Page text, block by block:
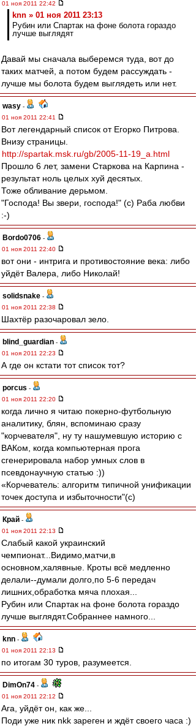
01 ноя 2011 22:42
knn » 01 ноя 2011 23:13
Рубин или Спартак на фоне болота гораздо
лучше выглядят
Давай мы сначала выберемся туда, вот до
таких матчей, а потом будем рассуждать -
лучше мы болота будем выглядеть или нет.
wasy -
01 ноя 2011 22:41
Вот легендарный список от Егорко Питрова.
Внизу страницы.
http://spartak.msk.ru/gb/2005-11-19_a.html
Прошло 6 лет, замени Старкова на Карпина -
результат ноль целых хуй десятых.
Тоже обливание дерьмом.
"Господа! Вы звери, господа!" (с) Раба любви
:-)
Bordo0706 -
01 ноя 2011 22:40
вот они - интрига и противостояние века: либо
уйдёт Валера, либо Николай!
solidsnake -
01 ноя 2011 22:38
Шахтёр разочаровал зело.
blind_guardian -
01 ноя 2011 22:23
А где он кстати тот список тот?
porcus -
01 ноя 2011 22:20
когда лично я читаю покерно-футбольную
аналитику, блян, вспоминаю сразу
"корчевателя", ну ту нашумевшую историю с
ВАКом, когда компьютерная прога
сгенерировала набор умных слов в
псевдонаучную статью :))
«Корчеватель: алгоритм типичной унификации
точек доступа и избыточности"(с)
Край -
01 ноя 2011 22:13
Слабый какой украинский
чемпионат...Видимо,матчи,в
основном,халявные. Кроты всё медленно
делали--думали долго,по 5-6 передач
лишних,обработка мяча плохая...
Рубин или Спартак на фоне болота гораздо
лучше выглядят.Собраннее намного...
knn -
01 ноя 2011 22:13
по итогам 30 туров, разумеется.
DimOn74 -
01 ноя 2011 22:12
Ага, уйдёт он, как же...
Поди уже ник nkk зареген и ждёт своего часа :)